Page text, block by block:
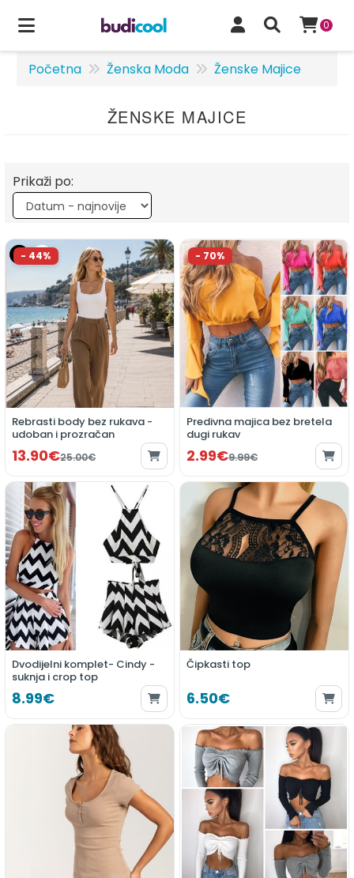
0
Početna Ženska Moda Ženske Majice
ŽENSKE MAJICE
Prikaži po:
Rebrasti body bez rukava -
udoban i prozračan
13.90€25.00€
Predivna majica bez bretela
dugi rukav
2.99€9.99€
Dvodijelni komplet- Cindy -
suknja i crop top
8.99€
Čipkasti top
6.50€